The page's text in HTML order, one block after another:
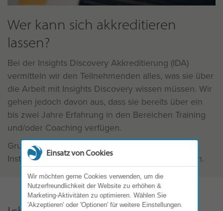
Wer kann sich akkreditieren
lassen?
Bei der Insights Discovery Akkreditierung (IDA)
vermitteln wir den Teilnehmenden alles, was sie über
die Arbeit mit Insights Discovery wissen müssen. Wir
gehen jedoch davon aus, dass sie bereits über ein
bis zwei Jahre Erfahrung in den Bereichen Training
und/oder Coaching verfügen.
Grundkenntnisse von anderen psychometrischen
Instrumenten und Theorien sind ebenfalls nützlich.
Einsatz von Cookies
Wir möchten gerne Cookies verwenden, um die
Nutzerfreundlichkeit der Website zu erhöhen &
Marketing-Aktivitäten zu optimieren. Wählen Sie
'Akzeptieren' oder 'Optionen' für weitere Einstellungen.